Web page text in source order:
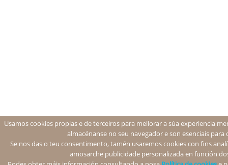
Usamos cookies propias e de terceiros para mellorar a súa experiencia
almacénanse no seu navegador e son esenciais
Se nos das o teu consentimento, tamén usaremos cookies con fins
amosarche publicidade personalizada en función